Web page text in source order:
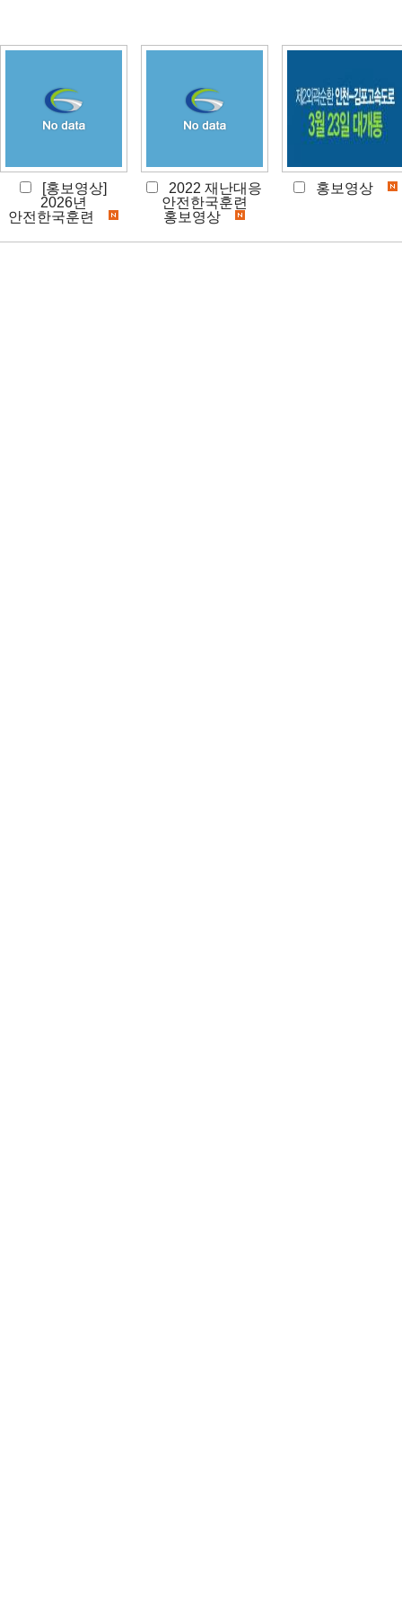
[홍보영상]
2026년
안전한국훈련
2022 재난대응
안전한국훈련
홍보영상
홍보영상